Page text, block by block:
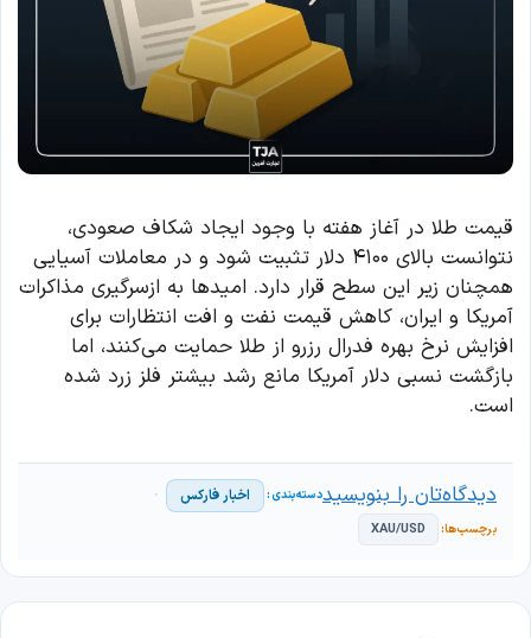
قیمت طلا در آغاز هفته با وجود ایجاد شکاف صعودی،
نتوانست بالای ۴۱۰۰ دلار تثبیت شود و در معاملات آسیایی
همچنان زیر این سطح قرار دارد. امیدها به ازسرگیری مذاکرات
آمریکا و ایران، کاهش قیمت نفت و افت انتظارات برای
افزایش نرخ بهره فدرال رزرو از طلا حمایت می‌کنند، اما
بازگشت نسبی دلار آمریکا مانع رشد بیشتر فلز زرد شده
است.
اخبار فارکس
XAU/USD
دیدگاه‌تان را بنویسید